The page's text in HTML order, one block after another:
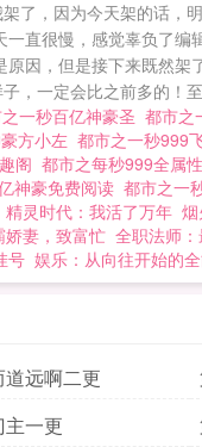
了，因为今天架的话，
直很慢，感觉辜负了
因，但是接下来既然
，一定会比之前多的！
一秒百亿神豪圣 都市之
方小左 都市之一秒999
阁 都市之每秒999全属
神豪免费阅读 都市之一
精灵时代：我活了万年
妻，致富忙 全职法师
号 娱乐：从向往开始的
远啊二更
一更